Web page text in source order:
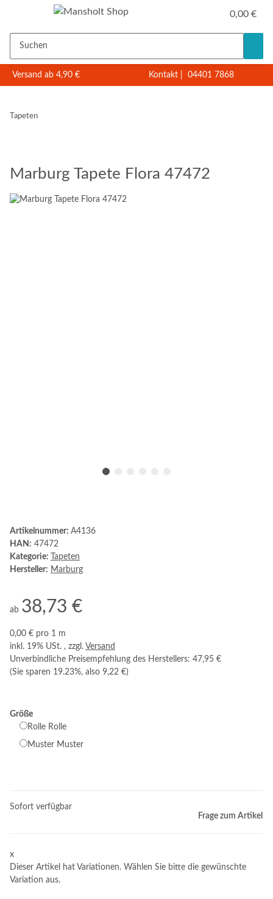
0,00 €
Versand ab 4,90 € Kontakt 04401 7868
Tapeten
Marburg Tapete Flora 47472
Artikelnummer: A4136
HAN: 47472
Kategorie:
Tapeten
Hersteller: Marburg
ab 38,73 €
0,00 € pro 1 m
inkl. 19% USt. , zzgl. Versand
Unverbindliche Preisempfehlung des Herstellers: 47,95 €
(Sie sparen 19.23%, also 9,22 €)
Größe
Rolle Rolle
Muster Muster
Sofort verfügbar
Frage zum Artikel
x
Dieser Artikel hat Variationen. Wählen Sie bitte die gewünschte
Variation aus.